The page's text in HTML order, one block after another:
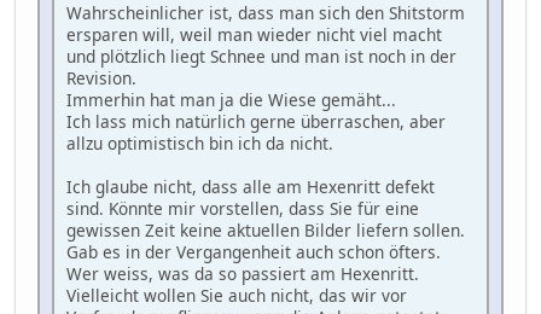
Wahrscheinlicher ist, dass man sich den Shitstorm
ersparen will, weil man wieder nicht viel macht
und plötzlich liegt Schnee und man ist noch in der
Revision.
Immerhin hat man ja die Wiese gemäht...
Ich lass mich natürlich gerne überraschen, aber
allzu optimistisch bin ich da nicht.
Ich glaube nicht, dass alle am Hexenritt defekt
sind. Könnte mir vorstellen, dass Sie für eine
gewissen Zeit keine aktuellen Bilder liefern sollen.
Gab es in der Vergangenheit auch schon öfters.
Wer weiss, was da so passiert am Hexenritt.
Vielleicht wollen Sie auch nicht, das wir vor